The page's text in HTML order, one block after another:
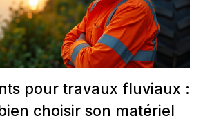
pour travaux fluviaux :
choisir son matériel